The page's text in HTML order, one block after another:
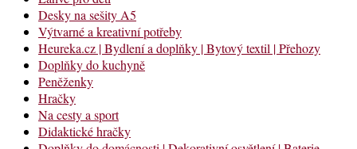
Desky na sešity A5
Výtvarné a kreativní potřeby
Heureka.cz | Bydlení a doplňky | Bytový textil | Přehozy
Doplňky do kuchyně
Peněženky
Hračky
Na cesty a sport
Didaktické hračky